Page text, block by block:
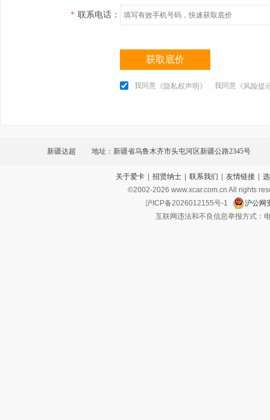
* 联系电话：
获取底价
我同意 《隐私权声明》 我同意 《风险提
新疆达超 地址：新疆省乌鲁木齐市头屯河区新疆公路2345号
关于爱卡 | 招贤纳士 | 联系我们 | 友情链接 |
©2002-2026 www.xcar.com.cn All rights
沪ICP备2026012155号-1
沪公网
互联网违法和不良信息举报方式：